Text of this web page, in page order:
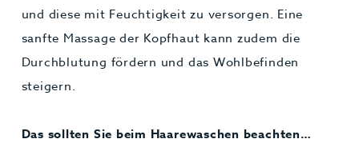
und diese mit Feuchtigkeit zu versorgen. Eine
sanfte Massage der Kopfhaut kann zudem die
Durchblutung fördern und das Wohlbefinden
steigern.
Das sollten Sie beim Haarewaschen beachten…